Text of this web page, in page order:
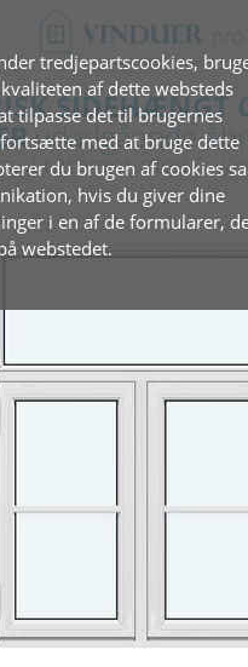
tredjepartscookies,
af dette websteds
tilpasse det til brugernes
med at bruge dette
du brugen af cookies
hvis du giver dine
i en af de formularer,
webstedet.
SIDEHÆNGT
udadgående
2 rammer med 1